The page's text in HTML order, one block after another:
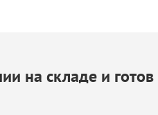
на складе и готов